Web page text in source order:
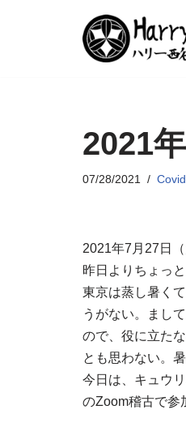
2021
07/28/2021
2021年7月27日（
昨日よりちょっ
東京は蒸し暑く
うがない。まし
ので、役に立た
とも思わない。
今日は、キュウ
のZoom稽古で参